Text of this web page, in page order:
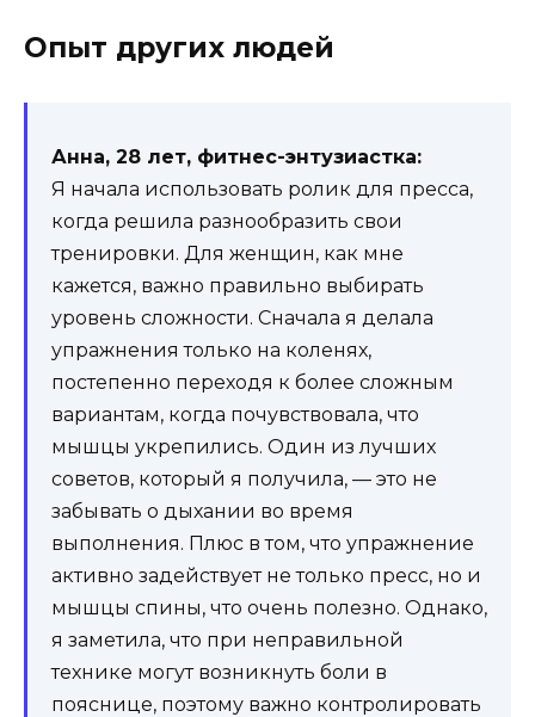
Опыт других людей
Анна, 28 лет, фитнес-энтузиастка:
Я начала использовать ролик для пресса,
когда решила разнообразить свои
тренировки. Для женщин, как мне
кажется, важно правильно выбирать
уровень сложности. Сначала я делала
упражнения только на коленях,
постепенно переходя к более сложным
вариантам, когда почувствовала, что
мышцы укрепились. Один из лучших
советов, который я получила, — это не
забывать о дыхании во время
выполнения. Плюс в том, что упражнение
активно задействует не только пресс, но и
мышцы спины, что очень полезно. Однако,
я заметила, что при неправильной
технике могут возникнуть боли в
пояснице, поэтому важно контролировать